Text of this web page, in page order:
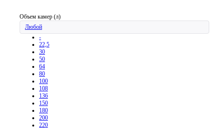
Объем камер (л)
Любой
-
22,5
30
50
64
80
100
108
136
150
180
200
220